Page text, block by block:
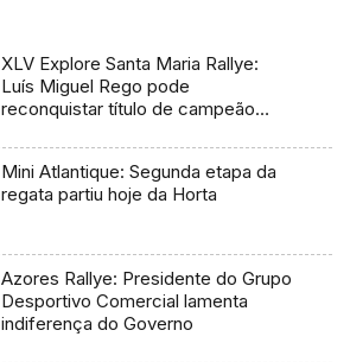
XLV Explore Santa Maria Rallye:
Luís Miguel Rego pode
reconquistar título de campeão
Mini Atlantique: Segunda etapa da
regata partiu hoje da Horta
Azores Rallye: Presidente do Grupo
Desportivo Comercial lamenta
indiferença do Governo